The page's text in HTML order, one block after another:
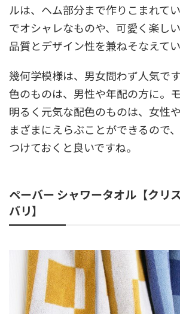
ルは、ヘム部分まで作りこまれて
でオシャレなものや、可愛く楽し
品質とデザイン性を兼ねそなえてい
幾何学模様は、男女問わず人気で
色のものは、男性や年配の方に。
明るく元気な配色のものは、女性
まざまにえらぶことができるので
つけておくと良いですね。
ペーバー シャワータオル【クリ
バリ】